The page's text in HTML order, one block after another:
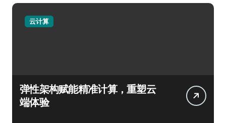
云计算
弹性架构赋能精准计算，重塑云
端体验